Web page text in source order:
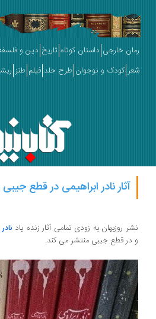
خارجی داستان کوتاه تاریخ دین و فلسفه
کودک و نوجوان طرح جلد فیلم طنز ریشه‌ها
آثار نادر ابراهیمی در قطع جیبی
روزبهان به زودی تمامی آثار زنده یادنادر
قطع جیبی منتشر می کند.